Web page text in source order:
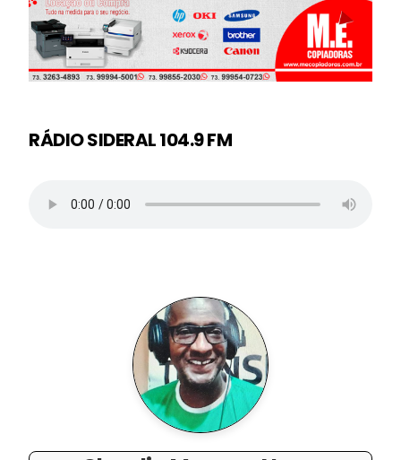
RÁDIO SIDERAL 104.9 FM